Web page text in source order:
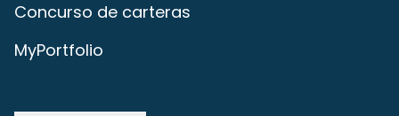
Concurso de carteras
MyPortfolio